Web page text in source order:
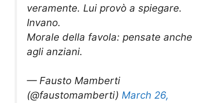
veramente. Lui provò a spiegare.
Invano.
Morale della favola: pensate anche
agli anziani.
— Fausto Mamberti
(@faustomamberti) March 26,